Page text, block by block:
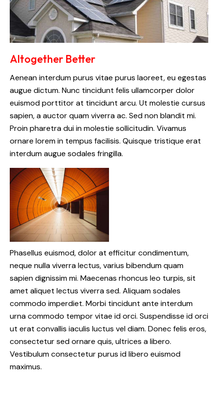
Altogether Better
Aenean interdum purus vitae purus laoreet, eu egestas
augue dictum. Nunc tincidunt felis ullamcorper dolor
euismod porttitor at tincidunt arcu. Ut molestie cursus
sapien, a auctor quam viverra ac. Sed non blandit mi.
Proin pharetra dui in molestie sollicitudin. Vivamus
ornare lorem in tempus facilisis. Quisque tristique erat
interdum augue sodales fringilla.
Phasellus euismod, dolor at efficitur condimentum,
neque nulla viverra lectus, varius bibendum quam
sapien dignissim mi. Maecenas rhoncus leo turpis, sit
amet aliquet lectus viverra sed. Aliquam sodales
commodo imperdiet. Morbi tincidunt ante interdum
urna commodo tempor vitae id orci. Suspendisse id orci
ut erat convallis iaculis luctus vel diam. Donec felis eros,
consectetur sed ornare quis, ultrices a libero.
Vestibulum consectetur purus id libero euismod
maximus.